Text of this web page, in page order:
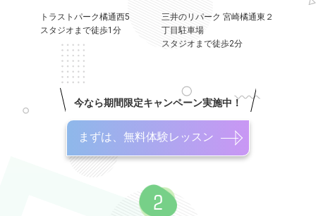
トラストパーク橘通西5
スタジオまで徒歩1分
三井のリパーク 宮崎橘通東２
丁目駐車場
スタジオまで徒歩2分
今なら期間限定キャンペーン実施中！
まずは、無料体験レッスン